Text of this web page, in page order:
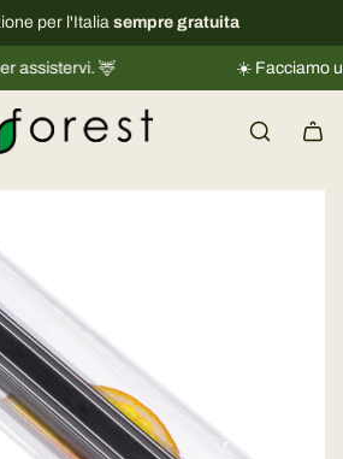
per l'Italia sempre gratuita
shipping information→
🦌 ☀️ Facciamo una